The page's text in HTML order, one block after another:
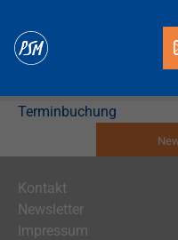
Zum Hauptinhalt springen
Terminbuchung
Kontakt
Newsletter
Impressum